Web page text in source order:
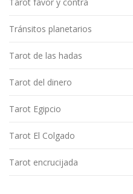
Tránsitos planetarios
Tarot de las hadas
Tarot del dinero
Tarot Egipcio
Tarot El Colgado
Tarot encrucijada